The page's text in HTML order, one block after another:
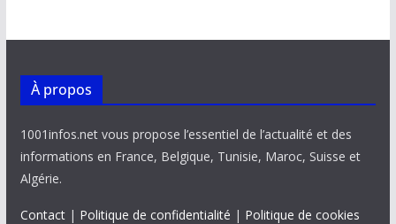
À propos
1001infos.net vous propose l’essentiel de l’actualité et des
informations en France, Belgique, Tunisie, Maroc, Suisse et
Algérie.
Contact| Politique de confidentialité | Politique de cookies